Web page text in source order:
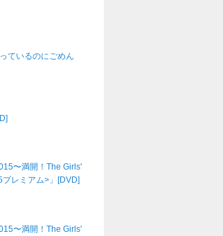
ているのにごめん
〜満開！The Girls'
レミアム>」[DVD]
〜満開！The Girls'